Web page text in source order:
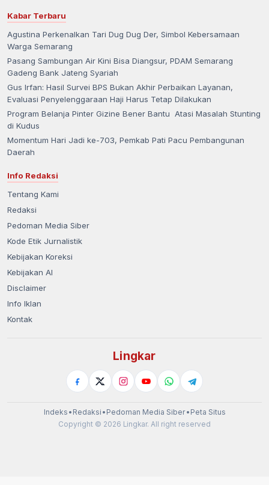
Kabar Terbaru
Agustina Perkenalkan Tari Dug Dug Der, Simbol Kebersamaan
Warga Semarang
Pasang Sambungan Air Kini Bisa Diangsur, PDAM Semarang
Gadeng Bank Jateng Syariah
Gus Irfan: Hasil Survei BPS Bukan Akhir Perbaikan Layanan,
Evaluasi Penyelenggaraan Haji Harus Tetap Dilakukan
Program Belanja Pinter Gizine Bener Bantu Atasi Masalah Stunting
di Kudus
Momentum Hari Jadi ke-703, Pemkab Pati Pacu Pembangunan
Daerah
Info Redaksi
Tentang Kami
Redaksi
Pedoman Media Siber
Kode Etik Jurnalistik
Kebijakan Koreksi
Kebijakan AI
Disclaimer
Info Iklan
Kontak
Lingkar
Indeks • Redaksi • Pedoman Media Siber• Peta Situs
Copyright © 2026 Lingkar. All right reserved